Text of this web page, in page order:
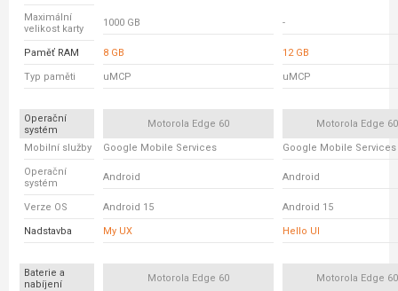
Maximální
velikost karty
1000 GB -
Paměť RAM 8 GB 12 GB
Typ paměti uMCP uMCP
Operační
systém
Motorola Edge 60 Motorola Edge
Mobilní služby Google Mobile Services Google Mobile Services
Operační
systém
Android Android
Verze OS Android 15 Android 15
Nadstavba My UX Hello UI
Baterie a
nabíjení
Motorola Edge 60 Motorola Edge